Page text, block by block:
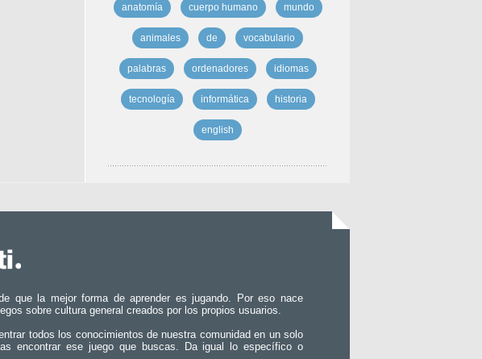
anatomía cuerpo humano mundo
animales de vocabulario
palabras ordenadores idiomas
tecnología informática historia
english
que la mejor forma de aprender es jugando. Por eso nace
sobre cultura general creados por los propios usuarios.
todos los conocimientos de nuestra comunidad en un solo
encontrar ese juego que buscas. Da igual lo específico o